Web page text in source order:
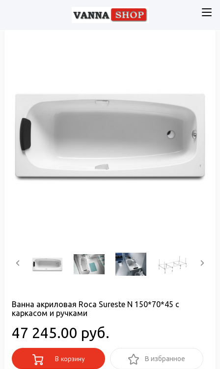
Ванна акриловая Roca Sureste N 150*70*45 с
каркасом и ручками
47 245.00 руб.
В корзину В избранное